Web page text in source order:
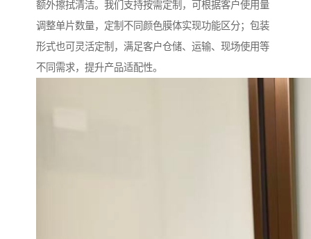
额外擦拭清洁。我们支持按需定制，可根据客户使用量
调整单片数量，定制不同颜色膜体实现功能区分；包装
形式也可灵活定制，满足客户仓储、运输、现场使用等
不同需求，提升产品适配性。